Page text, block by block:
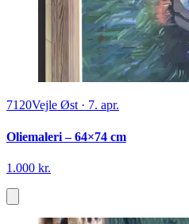
7120Vejle Øst · 7. apr.
Oliemaleri – 64×74 cm
1.000 kr.